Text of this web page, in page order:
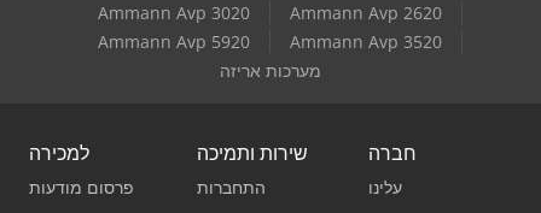
Ammann Avp 3020
Ammann Avp 2620
Ammann Avp 5920
Ammann Avp 3520
מערכות אריזה
למכירה
פרסום מודעות
שירות ותמיכה
התחברות
חברה
עלינו